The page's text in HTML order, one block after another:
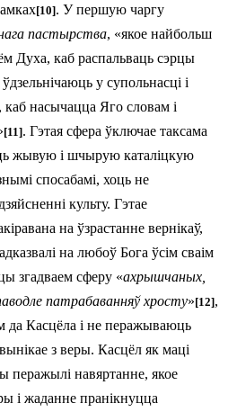
[10]. У першую чаргу
пастырства, «якое найбольш
Духа, каб распальваць сэрцы
у супольнасці і
насычацца Яго словам і
[11]. Гэтая сфера ўключае таксама
жывую і шчырую каталіцкую
спосабамі, хоць не
культу. Гэтае
на ўзрастанне вернікаў,
на любоў Бога ўсім сваім
згадваем сферу «ахрышчаных,
патрабаванняў хросту»[12],
да Касцёла і не перажываюць
з веры. Касцёл як маці
перажылі навяртанне, якое
і жаданне пранікнуцца